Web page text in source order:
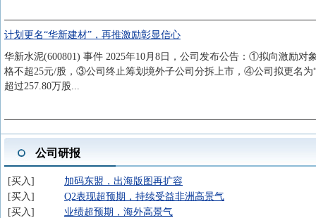
计划更名“华新建材”，再推激励彰显信心
华新水泥(600801) 事件 2025年10月8日，公司发布公告：①拟向激励
格不超25元/股，③公司终止筹划境外子公司分拆上市，④公司拟更名
超过257.80万股...
公司研报
买入
加码东盟，出海版图再扩容
买入
Q2表现超预期，持续受益非洲高景气
买入
业绩超预期，海外高景气